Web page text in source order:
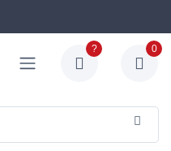
? 0